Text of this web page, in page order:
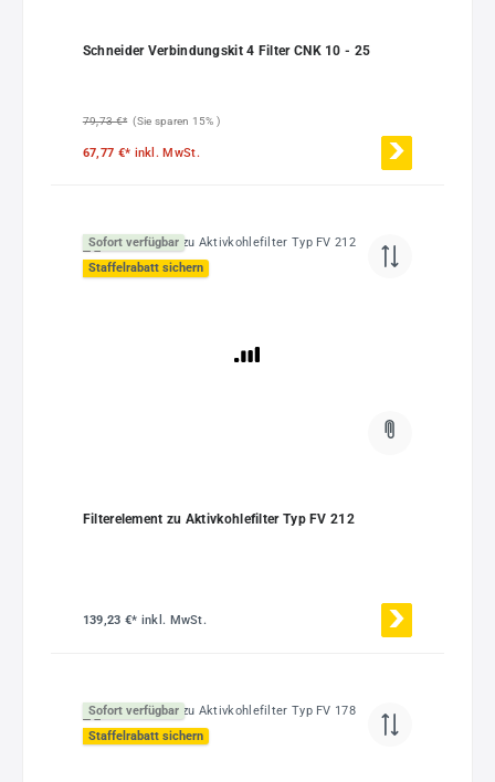
Schneider Verbindungskit 4 Filter CNK 10 - 25
79,73 €* (Sie sparen 15% )
67,77 €* inkl. MwSt.
Sofort verfügbar
Staffelrabatt sichern
Filterelement zu Aktivkohlefilter Typ FV 212
139,23 €* inkl. MwSt.
Sofort verfügbar
Staffelrabatt sichern